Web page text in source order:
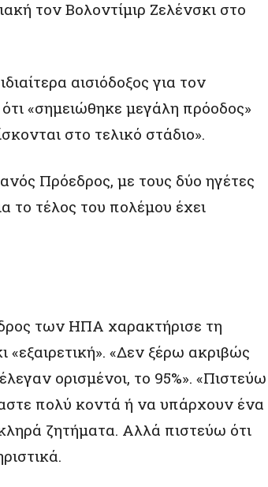
τον Βολοντίμιρ Ζελένσκι στο
αισιόδοξος για τον
«σημειώθηκε μεγάλη πρόοδος»
στο τελικό στάδιο».
Πρόεδρος, με τους δύο ηγέτες
το τέλος του πολέμου έχει
των ΗΠΑ χαρακτήρισε τη
«Δεν ξέρω ακριβώς
ορισμένοι, το 95%». «Πιστεύω
πολύ κοντά ή να υπάρχουν ένα
ζητήματα. Αλλά πιστεύω ότι